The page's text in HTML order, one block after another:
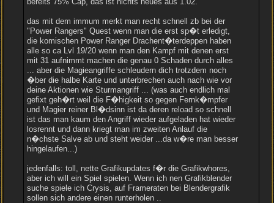
das mit dem immum merkt man recht schnell zb bei der
"Power Rangers" Quest wenn man die erst sp�t erledigt,
die komischen Power Ranger Drachent�terdeppen haben
alle so ca Lvl 19/20 wenn man den Kampf mit denen erst
mit 31 aufnimmt machen die genau 0 Schaden durch alles
... aber die Magieangriffe schleudern dich trotzdem noch
�ber die halbe Karte und unterbrechen auch nach wie vor
deine Aktionen wie Sturmangriff ... (was auch endlich mal
gefixt geh�rt weil die F�higkeit so gegen Fernk�mpfer
und Magier reiner Bl�dsinn ist da deren reload so schnell
ist das man kaum den Angriff wieder aufgeladen hat wieder
losrennt und dann kriegt man im zweiten Anlauf die
n�chste Salve ab und steht weider ...da w�re man besser
hingelaufen...)
jedenfalls: toll, nette Grafikupdates f�r die Grafikwhores,
aber ich will ein Spiel spielen. Wenn ich nen Grafikblender
suche spiele ich Crysis, auf Frameraten bei Blendergrafik
sollen sich andere einen runterholen ..